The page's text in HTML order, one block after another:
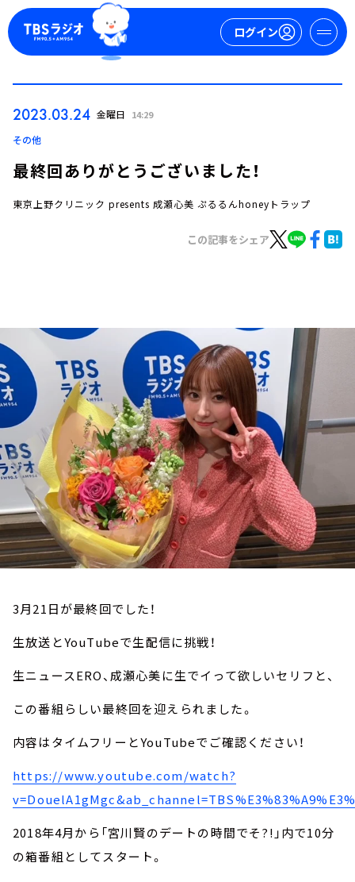
ログイン
トピックス
TBS Podcast
お知らせ
イベント・グッズ
YouTube
会社情報
2023.03.24 金曜日 14:29
その他
最終回ありがとうございました！
東京上野クリニック presents 成瀬心美 ぷるるんhoneyトラップ
この記事をシェア
3月21日が最終回でした！
生放送とYouTubeで生配信に挑戦！
生ニュースERO、成瀬心美に生でイって欲しいセリフと、
この番組らしい最終回を迎えられました。
内容はタイムフリーとYouTubeでご確認ください！
https://www.youtube.com/watch?
2018年4月から「宮川賢のデートの時間でそ?!」内で10分
の箱番組としてスタート。